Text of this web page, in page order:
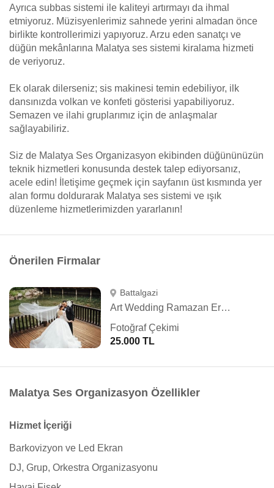
Ayrıca subbas sistemi ile kaliteyi artırmayı da ihmal
etmiyoruz. Müzisyenlerimiz sahnede yerini almadan önce
birlikte kontrollerimizi yapıyoruz. Arzu eden sanatçı ve
düğün mekânlarına Malatya ses sistemi kiralama hizmeti
de veriyoruz.
Ek olarak dilerseniz; sis makinesi temin edebiliyor, ilk
dansınızda volkan ve konfeti gösterisi yapabiliyoruz.
Semazen ve ilahi gruplarımız için de anlaşmalar
sağlayabiliriz.
Siz de Malatya Ses Organizasyon ekibinden düğününüzün
teknik hizmetleri konusunda destek talep ediyorsanız,
acele edin! İletişime geçmek için sayfanın üst kısmında yer
alan formu doldurarak Malatya ses sistemi ve ışık
düzenleme hizmetlerimizden yararlanın!
Önerilen Firmalar
Battalgazi
Art Wedding Ramazan Ergün
Fotoğraf Çekimi
25.000 TL
Malatya Ses Organizasyon Özellikler
Hizmet İçeriği
Barkovizyon ve Led Ekran
DJ, Grup, Orkestra Organizasyonu